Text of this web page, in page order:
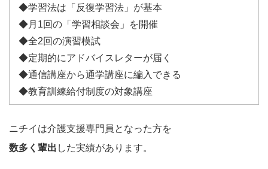
◆学習法は「反復学習法」が基本
◆月1回の「学習相談会」を開催
◆全2回の演習模試
◆定期的にアドバイスレターが届く
◆通信講座から通学講座に編入できる
◆教育訓練給付制度の対象講座
ニチイは介護支援専門員となった方を
数多く輩出 した実績があります。